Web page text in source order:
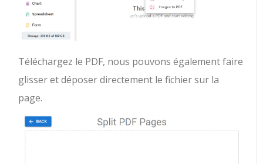
Téléchargez le PDF, nous pouvons également faire
glisser et déposer directement le fichier sur la
page.